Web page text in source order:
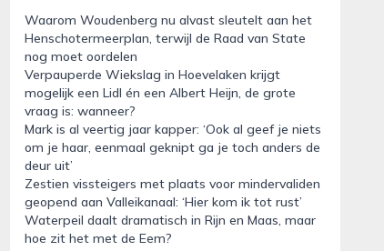
Waarom Woudenberg nu alvast sleutelt aan het
Henschotermeerplan, terwijl de Raad van State
nog moet oordelen
Verpauperde Wiekslag in Hoevelaken krijgt
mogelijk een Lidl én een Albert Heijn, de grote
vraag is: wanneer?
Mark is al veertig jaar kapper: ‘Ook al geef je niets
om je haar, eenmaal geknipt ga je toch anders de
deur uit’
Zestien vissteigers met plaats voor mindervaliden
geopend aan Valleikanaal: ‘Hier kom ik tot rust’
Waterpeil daalt dramatisch in Rijn en Maas, maar
hoe zit het met de Eem?